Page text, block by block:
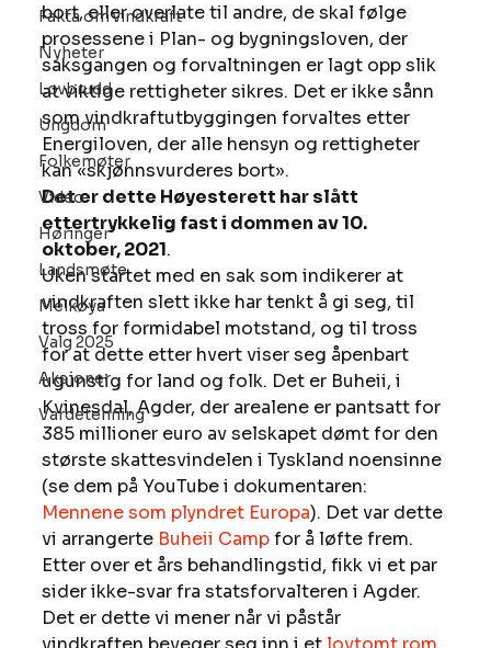
Fakta om vindkraft
Nyheter
Lovbrudd
Ungdom
Folkemøter
Video
Høringer
Landsmøte
Melkøya
Valg 2025
Aksjoner
Vardetenning
bort, eller overlate til andre, de skal følge
prosessene i Plan- og bygningsloven, der
saksgangen og forvaltningen er lagt opp slik
at viktige rettigheter sikres. Det er ikke sånn
som vindkraftutbyggingen forvaltes etter
Energiloven, der alle hensyn og rettigheter
kan «skjønnsvurderes bort».
Det er dette Høyesterett har slått
ettertrykkelig fast i dommen av 10.
oktober, 2021.
Uken startet med en sak som indikerer at
vindkraften slett ikke har tenkt å gi seg, til
tross for formidabel motstand, og til tross
for at dette etter hvert viser seg åpenbart
ugunstig for land og folk. Det er Buheii, i
Kvinesdal, Agder, der arealene er pantsatt for
385 millioner euro av selskapet dømt for den
største skattesvindelen i Tyskland noensinne
(se dem på YouTube i dokumentaren:
Mennene som plyndret Europa). Det var dette
vi arrangerte Buheii Camp for å løfte frem.
Etter over et års behandlingstid, fikk vi et par
sider ikke-svar fra statsforvalteren i Agder.
Det er dette vi mener når vi påstår